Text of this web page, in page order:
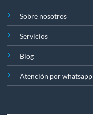
Sobre nosotros
Servicios
Blog
Atención por whatsapp